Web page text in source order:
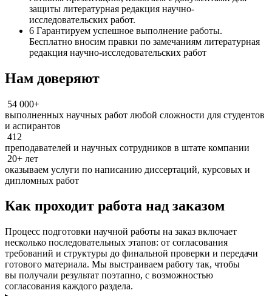
защиты литературная редакция научно-
исследовательских работ.
6 Гарантируем успешное выполнение работы.
Бесплатно вносим правки по замечаниям литературная
редакция научно-исследовательских работ
Нам доверяют
54 000+
выполненных научных работ любой сложности для студентов
и аспирантов
412
преподавателей и научных сотрудников в штате компании
20+ лет
оказываем услуги по написанию диссертаций, курсовых и
дипломных работ
Как проходит работа над заказом
Процесс подготовки научной работы на заказ включает
несколько последовательных этапов: от согласования
требований и структуры до финальной проверки и передачи
готового материала. Мы выстраиваем работу так, чтобы
вы получали результат поэтапно, с возможностью
согласования каждого раздела.